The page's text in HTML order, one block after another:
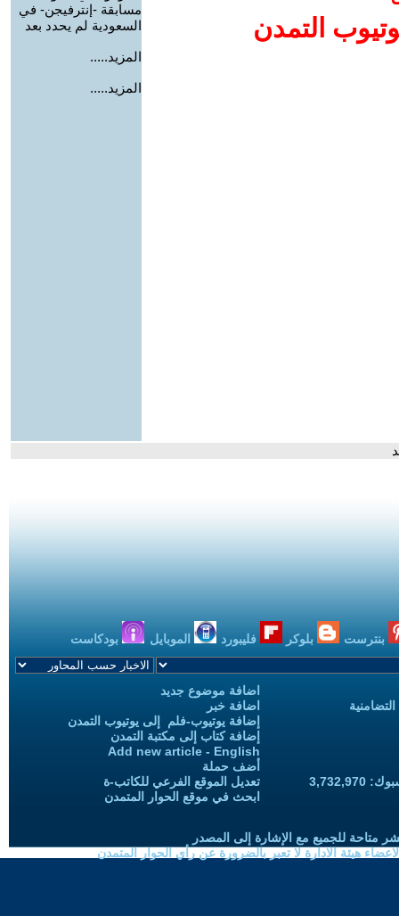
التمدن
مسابقة -إنترفيجن- في
السعودية لم يحدد بعد
المزيد.....
المزيد.....
بنترست بلوكر فليبورد الموبايل بودكاست
اضافة موضوع جديد
اضافة خبر
إضافة يوتيوب-فلم إلى يوتيوب التمدن
إضافة كتاب إلى مكتبة التمدن
Add new article - English
أضف حملة
تعديل الموقع الفرعي للكاتب-ة
ابحث في موقع الحوار المتمدن
متاحة للجميع مع الإشارة إلى المصدر
هيئة الادارة لا تعبر بالضرورة عن رأي الحوار المتمدن